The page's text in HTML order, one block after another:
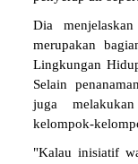
Dia
merupakan
Lingkungan
Selain
juga
kelompok-
"Kalau inisiatif